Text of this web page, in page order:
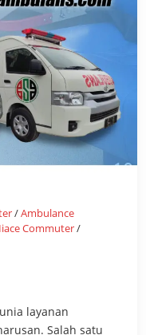
/Ambulance
Commuter/
layanan
Salah satu